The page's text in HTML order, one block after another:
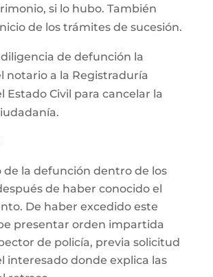
si lo hubo. También
de los trámites de sucesión.
de defunción la
notario a la Registraduría
Estado Civil para cancelar la
de la defunción dentro de los
de haber conocido el
De haber excedido este
presentar orden impartida
de policía, previa solicitud
interesado donde explica las